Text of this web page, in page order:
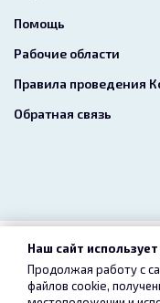
Помощь
Рабочие области
Правила проведения
Обратная связь
Пользовательское
Наш сайт
Продолжая работу с
файлов cookie,